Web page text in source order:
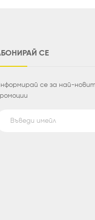
СЕ
се за най-